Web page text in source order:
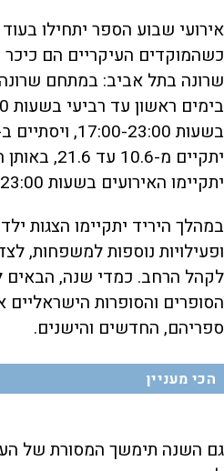
כשהמוקדים העיקריים הם
שרונה בתל אביב: במתחם
יתקיים מ-
יתקיימו האירועים בשעות 21:00-23:00.
במהלך היריד יתקיימו הצגות
ופעילויות נוספות למשפחות,
לקהל הרחב. כמדי שנה, הבאים
הסופרים והסופרות הישראליים
ספריהם, החדשים והישנים.
הכי מעניין
גם השנה תימשך המסורת של